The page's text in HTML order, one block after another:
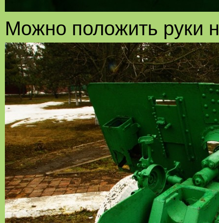
Можно положить руки